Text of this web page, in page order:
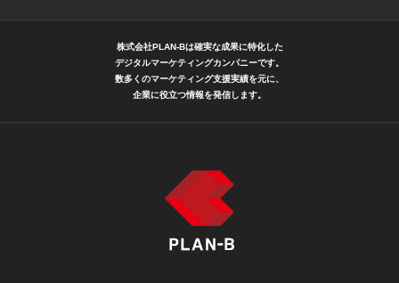
株式会社PLAN-Bは確実な成果に特化した
デジタルマーケティングカンパニーです。
数多くのマーケティング支援実績を元に、
企業に役立つ情報を発信します。